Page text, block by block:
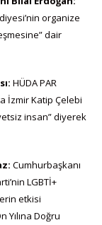
organize
dair
HÜDA PAR
İzmir Katip Çelebi
insan” diyerek
Cumhurbaşkanı
LGBTİ+
etkisi
Yılına Doğru